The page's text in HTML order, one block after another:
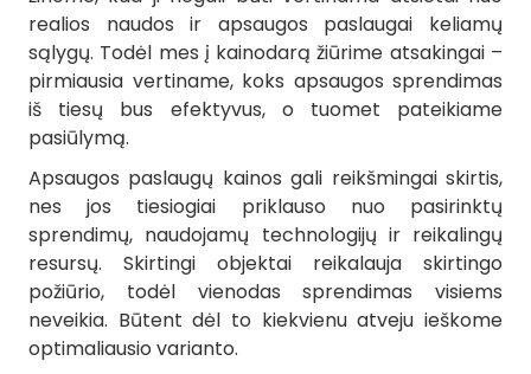
realios naudos ir apsaugos paslaugai keliamų
sąlygų. Todėl mes į kainodarą žiūrime atsakingai –
pirmiausia vertiname, koks apsaugos sprendimas
iš tiesų bus efektyvus, o tuomet pateikiame
pasiūlymą.
Apsaugos paslaugų kainos gali reikšmingai skirtis,
nes jos tiesiogiai priklauso nuo pasirinktų
sprendimų, naudojamų technologijų ir reikalingų
resursų. Skirtingi objektai reikalauja skirtingo
požiūrio, todėl vienodas sprendimas visiems
neveikia. Būtent dėl to kiekvienu atveju ieškome
optimaliausio varianto.